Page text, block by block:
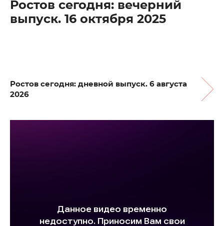
Ростов сегодня: вечерний
выпуск. 16 октября 2025
Ростов сегодня: дневной выпуск. 6 августа
2026